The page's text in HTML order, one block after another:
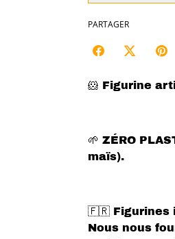
PARTAGER
🐹 Figurine
🌱 ZÉRO
maïs).
🇫🇷 Figurines
Nous nous